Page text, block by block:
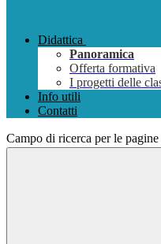
Didattica
Panoramica
Offerta formativa
I progetti delle
Info utili
Contatti
Campo di ricerca per le